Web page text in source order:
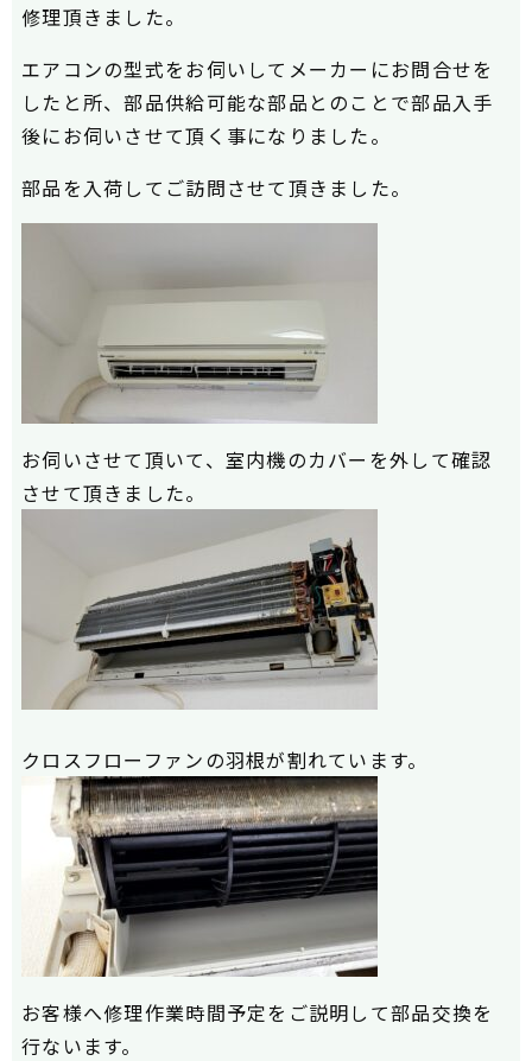
修理頂きました。
エアコンの型式をお伺いしてメーカーにお問合せを
したと所、部品供給可能な部品とのことで部品入手
後にお伺いさせて頂く事になりました。
部品を入荷してご訪問させて頂きました。
お伺いさせて頂いて、室内機のカバーを外して確認
させて頂きました。
クロスフローファンの羽根が割れています。
お客様へ修理作業時間予定をご説明して部品交換を
行ないます。